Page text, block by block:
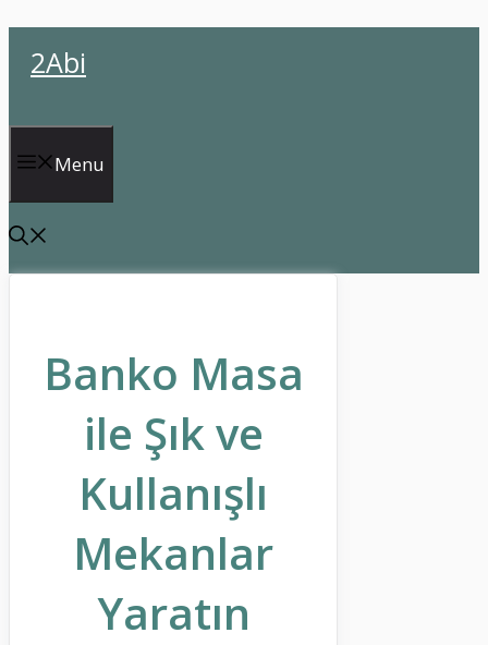
atla2Abi
Menu
Banko Masa
ile Şık ve
Kullanışlı
Mekanlar
Yaratın